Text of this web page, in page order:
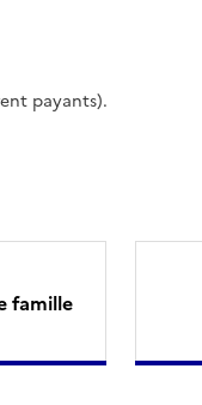
payants).
famille